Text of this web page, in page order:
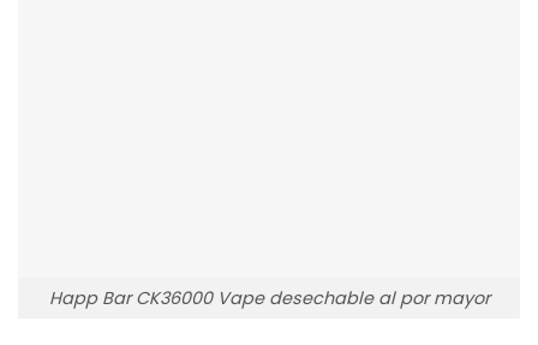
Happ Bar CK36000 Vape desechable al por mayor